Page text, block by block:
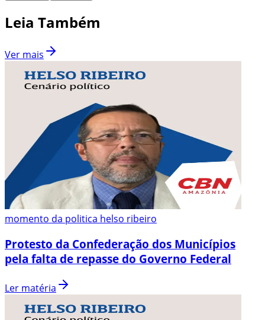
Leia Também
Ver mais
momento da politica helso ribeiro
Protesto da Confederação dos Municípios
pela falta de repasse do Governo Federal
Ler matéria